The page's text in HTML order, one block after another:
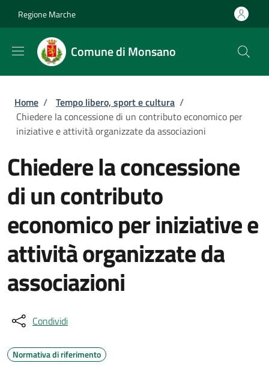
Regione Marche
Comune di Monsano
Briciole di pane
Home / Tempo libero, sport e cultura /
Chiedere la concessione di un contributo economico per
iniziative e attività organizzate da associazioni
Chiedere la concessione
di un contributo
economico per iniziative e
attività organizzate da
associazioni
Condividi
Normativa di riferimento